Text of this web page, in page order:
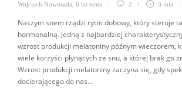
Wojciech Nowosada 6 lat temu 2 3 min
Naszym snem rządzi rytm dobowy, który steruje
hormonalną. Jedną z najbardziej
wzrost produkcji melatoniny późnym wieczorem,
wiele korzyści płynących ze snu, a której brak go
Wzrost produkcji melatoniny zaczyna się, gdy
docierającego do nas...